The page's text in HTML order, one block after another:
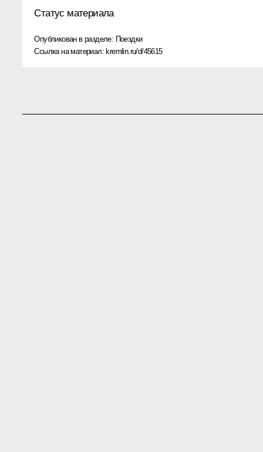
Статус материала
Опубликован в разделе: Поездки
Ссылка на материал: kremlin.ru/d/45615